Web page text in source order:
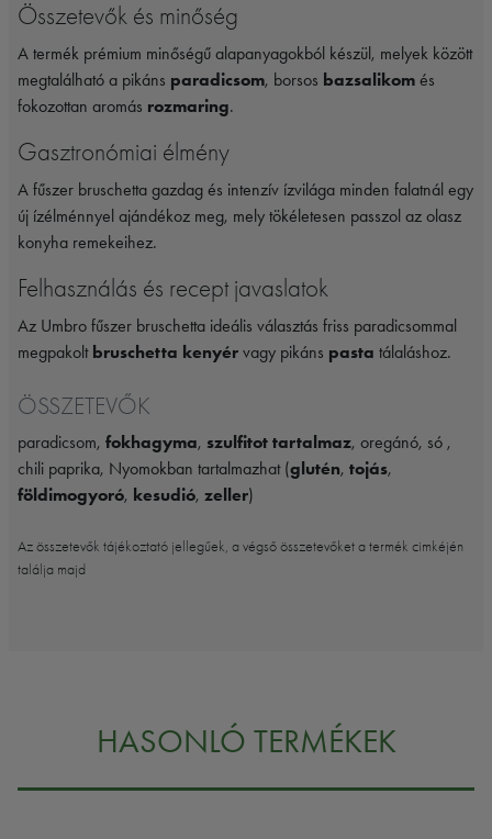
Összetevők és minőség
A termék prémium minőségű alapanyagokból készül, melyek között
megtalálható a pikáns paradicsom, borsos bazsalikom és
fokozottan aromás rozmaring.
Gasztronómiai élmény
A fűszer bruschetta gazdag és intenzív ízvilága minden falatnál egy
új ízélménnyel ajándékoz meg, mely tökéletesen passzol az olasz
konyha remekeihez.
Felhasználás és recept javaslatok
Az Umbro fűszer bruschetta ideális választás friss paradicsommal
megpakolt bruschetta kenyér vagy pikáns pasta tálaláshoz.
ÖSSZETEVŐK
paradicsom, fokhagyma, szulfitot tartalmaz, oregánó, só ,
chili paprika, Nyomokban tartalmazhat (glutén, tojás,
földimogyoró, kesudió, zeller)
Az összetevők tájékoztató jellegűek, a végső összetevőket a termék cimkéjén
találja majd
HASONLÓ TERMÉKEK